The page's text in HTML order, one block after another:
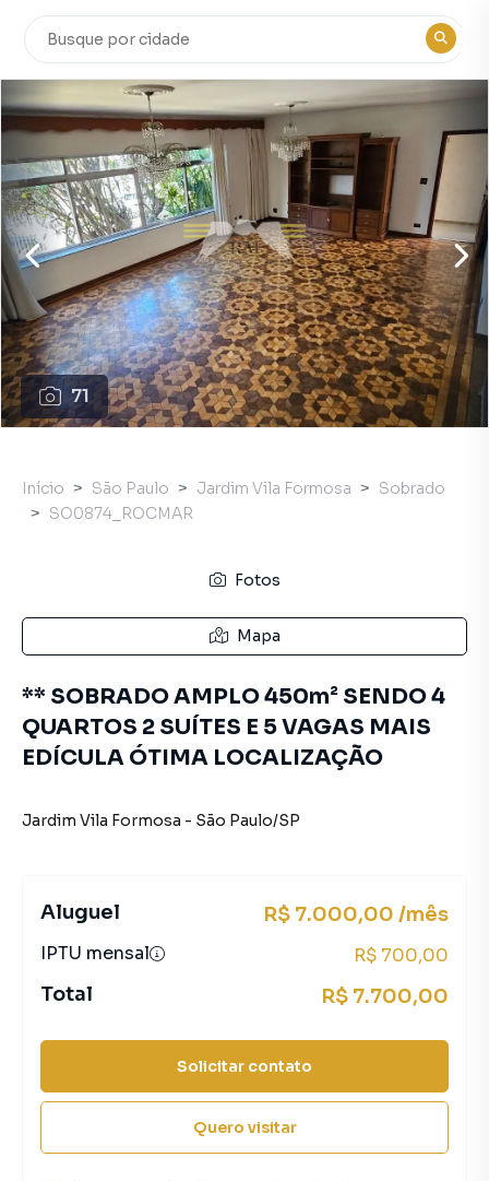
71
Início São Paulo Jardim Vila Formosa
Sobrado
SO0874_ROCMAR
Fotos
Mapa
** SOBRADO AMPLO 450m² SENDO 4
QUARTOS 2 SUÍTES E 5 VAGAS MAIS
EDÍCULA ÓTIMA LOCALIZAÇÃO
Jardim Vila Formosa - São Paulo/SP
Aluguel R$ 7.000,00 /mês
IPTU mensal R$ 700,00
Total R$ 7.700,00
Solicitar contato
Quero visitar